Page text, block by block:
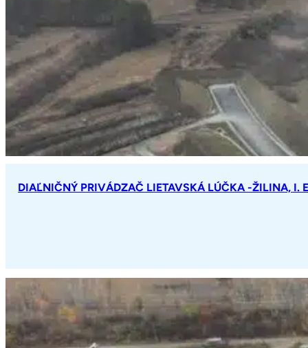
DIAĽNIČNÝ PRIVÁDZAČ LIETAVSKÁ LÚČKA -ŽILINA, I.